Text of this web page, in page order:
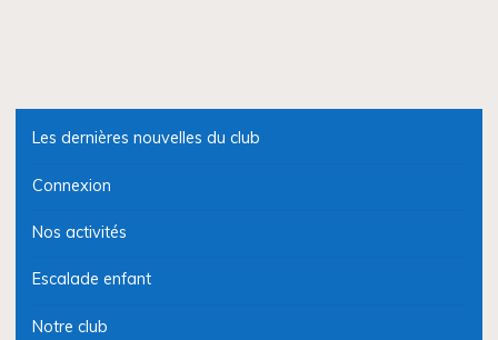
Les dernières nouvelles du club
Connexion
Nos activités
Escalade enfant
Notre club